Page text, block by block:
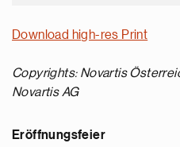
Download high-res Print
Copyrights: Novartis
Novartis AG
Eröffnungsfeier